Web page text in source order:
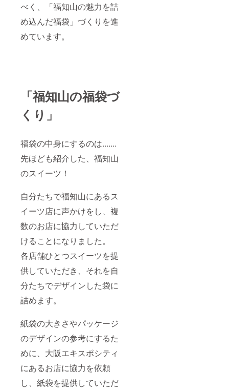
べく、「福知山の魅力を詰
め込んだ福袋」づくりを進
めています。
「福知山の福袋づ
くり」
福袋の中身にするのは.......
先ほども紹介した、福知山
のスイーツ！
自分たちで福知山にあるス
イーツ店に声かけをし、複
数のお店に協力していただ
けることになりました。
各店舗ひとつスイーツを提
供していただき、それを自
分たちでデザインした袋に
詰めます。
紙袋の大きさやパッケージ
のデザインの参考にするた
めに、大阪エキスポシティ
にあるお店に協力を依頼
し、紙袋を提供していただ